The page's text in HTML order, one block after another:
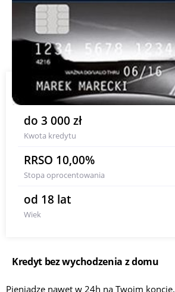
do 3 000 zł
Kwota kredytu
RRSO 10,00%
Stopa oprocentowania
od 18 lat
Wiek
Kredyt bez wychodzenia z domu
Pieniądze nawet w 24h na Twoim koncie.